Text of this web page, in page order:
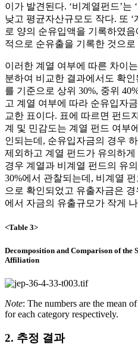
이가 발견된다. ‘비계열펀드’는
낮고 평균자산규모도 작다. 또 ‘
로 양의 순유입액을 기록하였음
적으로 순유출을 기록한 것으로
이러한 계열 여부에 따른 차이
분하여 비교한 결과에서도 확인
를 기준으로 상위 30%, 중위
고 계열 여부에 따라 순유입자
교한 표이다. 표에 따르면 펀드
계 및 민감도는 계열 펀드 여부
인되는데, 순유입자금의 경우
제외하고 계열 펀드가 유의하
경우 계열과 비계열 펀드의 유
30%에서 관찰되는데, 비계열
으로 확인되었고 유출자금은
에서 자금의 유출규모가 작게
<Table 3>
Decomposition and Comparison of the
Affiliation
Note: The numbers are the mean
for each category respectively.
2. 추정 결과